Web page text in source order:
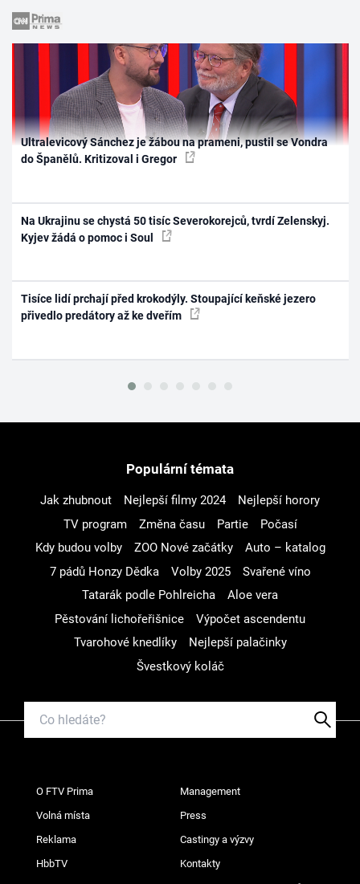
Ultralevicový Sánchez je žábou na prameni, pustil se Vondra
do Španělů. Kritizoval i Gregor
Na Ukrajinu se chystá 50 tisíc Severokorejců, tvrdí Zelenskyj.
Kyjev žádá o pomoc i Soul
Tisíce lidí prchají před krokodýly. Stoupající keňské jezero
přivedlo predátory až ke dveřím
Populární témata
Jak zhubnout Nejlepší filmy 2024
Nejlepší horory
TV program
Změna času Partie
Počasí
Kdy budou volby
ZOO Nové začátky
Auto – katalog
7 pádů Honzy Dědka
Volby 2025
Svařené víno
Tatarák podle Pohlreicha
Aloe vera
Pěstování lichořeřišnice
Výpočet ascendentu
Tvarohové knedlíky
Nejlepší palačinky
Švestkový koláč
O FTV Prima Management
Volná místa Press
Reklama Castingy a výzvy
HbbTV Kontakty